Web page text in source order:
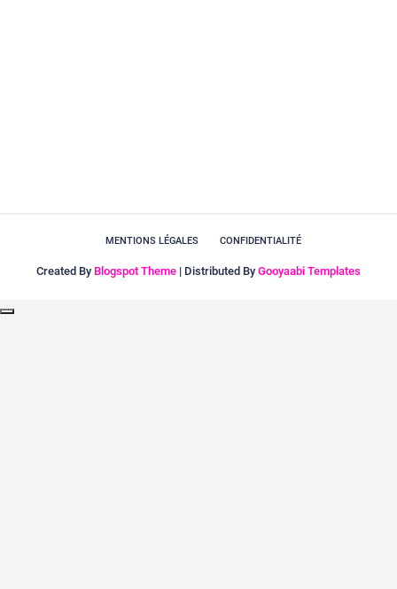
MENTIONS LÉGALES CONFIDENTIALITÉ
Created By Blogspot Theme | Distributed By Gooyaabi Templates